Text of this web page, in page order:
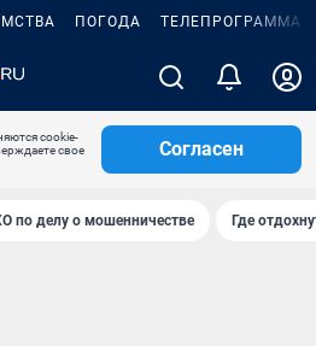
ПОГОДА ТЕЛЕПРОГРАММА
cookie-
свое
Согласен
по делу о мошенничестве Где